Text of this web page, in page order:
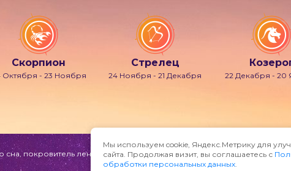
Скорпион
Октября - 23 Ноября
Стрелец
24 Ноября - 21 Декабря 22 Декабря - 20
покровитель лени и мечтаний, также известно под именами
Мы используем cookie, Яндекс.Метрику для
сайта. Продолжая визит, вы соглашаетесь с
обработки персональных данных.